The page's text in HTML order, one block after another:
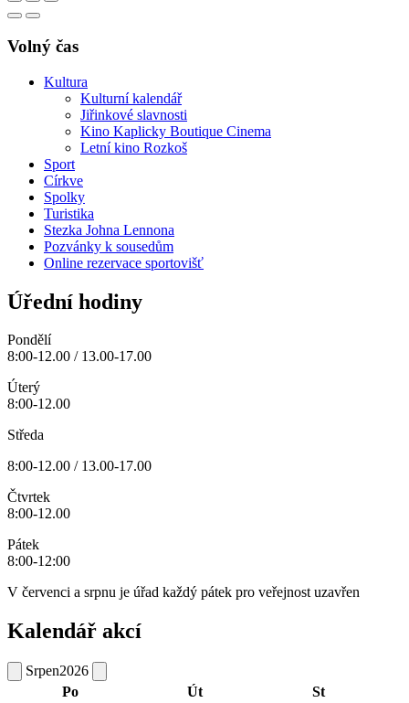
Volný čas
Kultura
Kulturní kalendář
Jiřinkové slavnosti
Kino Kaplicky Boutique Cinema
Letní kino Rozkoš
Sport
Církve
Spolky
Turistika
Stezka Johna Lennona
Pozvánky k sousedům
Online rezervace sportovišť
Úřední hodiny
Pondělí
8:00-12.00 / 13.00-17.00
Úterý
8:00-12.00
Středa
8:00-12.00 / 13.00-17.00
Čtvrtek
8:00-12.00
Pátek
8:00-12:00
V červenci a srpnu je úřad každý pátek pro veřejnost uzavřen
Kalendář akcí
Srpen2026
Po
Út
St